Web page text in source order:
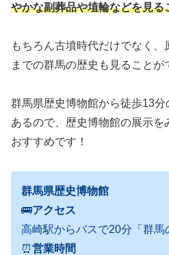
やかな副葬品や埴輪などを見る
もちろん古墳時代だけでなく
までの群馬の歴史も見ることが
群馬県歴史博物館から徒歩13
あるので、歴史博物館の展示を
おすすめです！
群馬県歴史博物館
🚌アクセス
高崎駅からバスで20分「群
⏰営業時間